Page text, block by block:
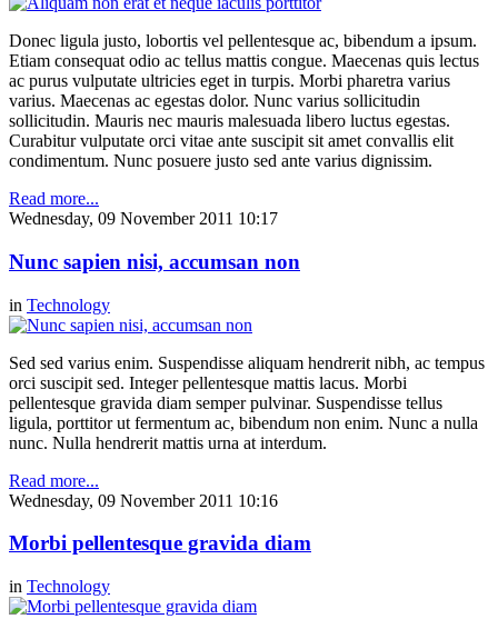
Donec ligula justo, lobortis vel pellentesque ac, bibendum a ipsum.
Etiam consequat odio ac tellus mattis congue. Maecenas quis lectus
ac purus vulputate ultricies eget in turpis. Morbi pharetra varius
varius. Maecenas ac egestas dolor. Nunc varius sollicitudin
sollicitudin. Mauris nec mauris malesuada libero luctus egestas.
Curabitur vulputate orci vitae ante suscipit sit amet convallis elit
condimentum. Nunc posuere justo sed ante varius dignissim.
Read more...
Wednesday, 09 November 2011 10:17
Nunc sapien nisi, accumsan non
in Technology
Sed sed varius enim. Suspendisse aliquam hendrerit nibh, ac tempus
orci suscipit sed. Integer pellentesque mattis lacus. Morbi
pellentesque gravida diam semper pulvinar. Suspendisse tellus
ligula, porttitor ut fermentum ac, bibendum non enim. Nunc a nulla
nunc. Nulla hendrerit mattis urna at interdum.
Read more...
Wednesday, 09 November 2011 10:16
Morbi pellentesque gravida diam
in Technology